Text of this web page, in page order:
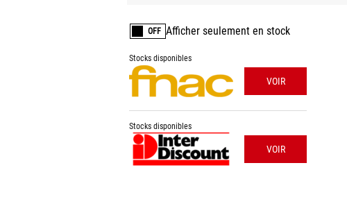
OFF Afficher seulement en stock
Stocks disponibles
VOIR
Stocks disponibles
VOIR